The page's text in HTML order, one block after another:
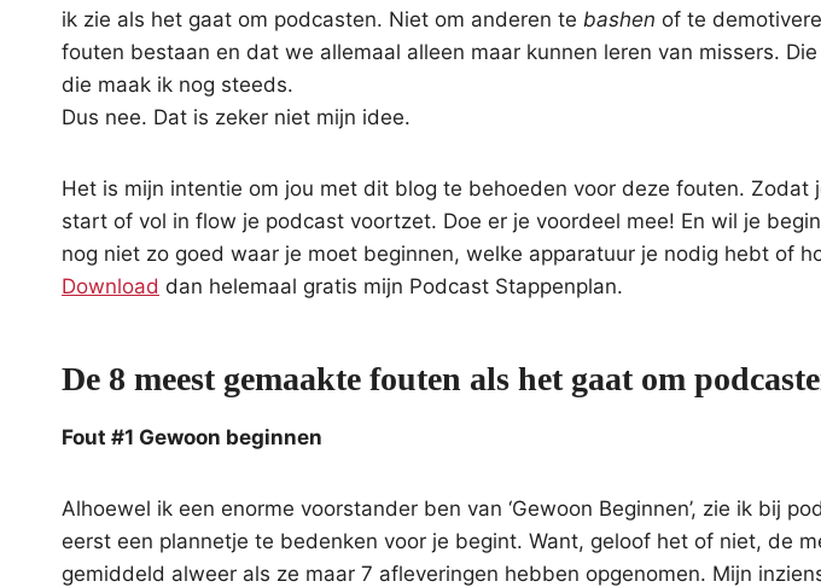
ik zie als het gaat om podcasten. Niet om anderen te bashen of te
fouten bestaan en dat we allemaal alleen maar kunnen leren van missers.
die maak ik nog steeds.
Dus nee. Dat is zeker niet mijn idee.
Het is mijn intentie om jou met dit blog te behoeden voor deze fouten. Zodat
start of vol in flow je podcast voortzet. Doe er je voordeel mee! En wil je
nog niet zo goed waar je moet beginnen, welke apparatuur je nodig hebt of
Download dan helemaal gratis mijn Podcast Stappenplan.
De 8 meest gemaakte fouten als het gaat om
Fout #1 Gewoon beginnen
Alhoewel ik een enorme voorstander ben van ‘Gewoon Beginnen’, zie ik bij
eerst een plannetje te bedenken voor je begint. Want, geloof het of niet, de
gemiddeld alweer als ze maar 7 afleveringen hebben opgenomen. Mijn